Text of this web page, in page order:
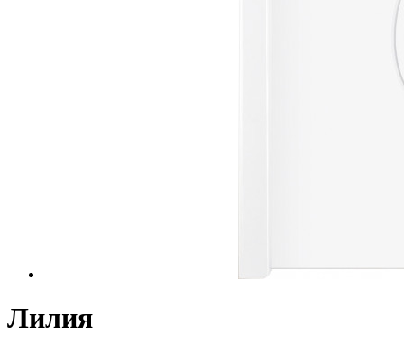
Лилия